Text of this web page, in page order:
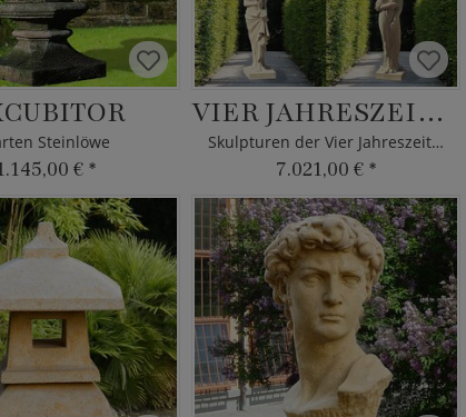
Steinlöwe
€ *
VIER JAHRESZEITEN
Skulpturen der Vier Jahreszeiten
7.021,00 € *